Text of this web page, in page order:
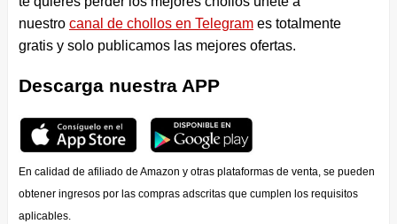
nuestro canal de chollos en Telegrames totalmente
gratis y solo publicamos las mejores ofertas.
Descarga nuestra APP
En calidad de afiliado de Amazon y otras plataformas de venta, se pueden
obtener ingresos por las compras adscritas que cumplen los requisitos
aplicables.